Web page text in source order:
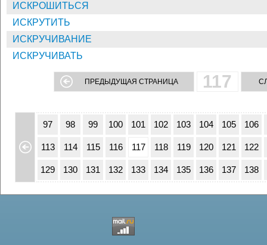
ИСКРОШИТЬСЯ
ИСКРУТИТЬ
ИСКРУЧИВАНИЕ
ИСКРУЧИВАТЬ
ПРЕДЫДУЩАЯ СТРАНИЦА 117
80
97 98 99 100 101 102 103 104 105 106
113 114 115 116 117 118 119 120 121 122
129 130 131 132 133 134 135 136 137 138